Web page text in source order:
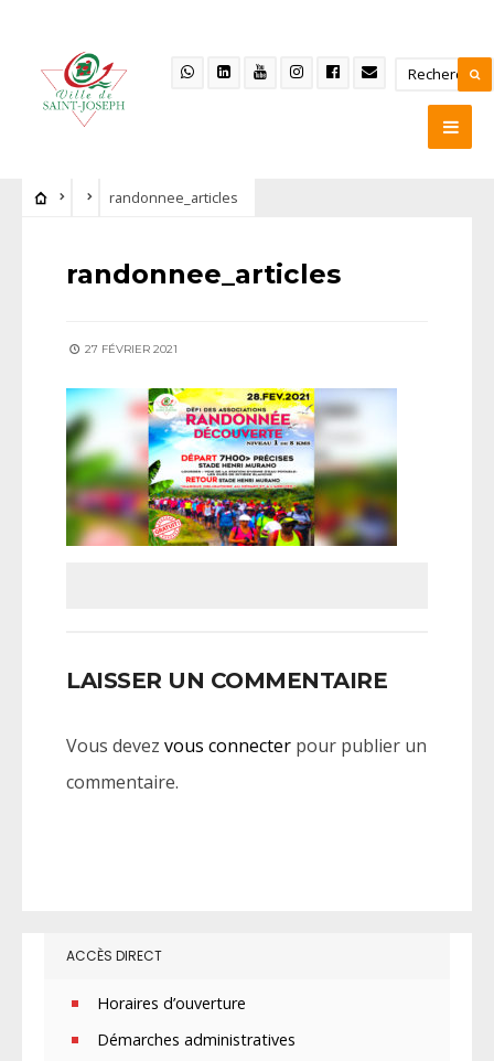
randonnee_articles
randonnee_articles
27 FÉVRIER 2021
LAISSER UN COMMENTAIRE
Vous devez vous connecter pour publier un
commentaire.
ACCÈS DIRECT
Horaires d’ouverture
Démarches administratives